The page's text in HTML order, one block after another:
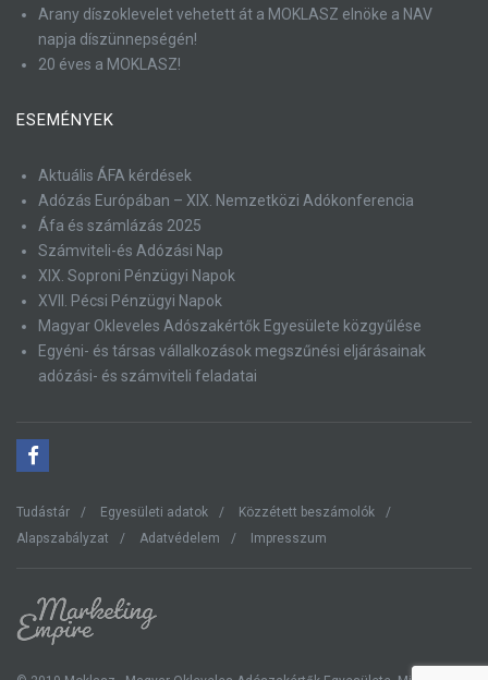
Arany díszoklevelet vehetett át a MOKLASZ elnöke a NAV
napja díszünnepségén!
20 éves a MOKLASZ!
ESEMÉNYEK
Aktuális ÁFA kérdések
Adózás Európában – XIX. Nemzetközi Adókonferencia
Áfa és számlázás 2025
Számviteli-és Adózási Nap
XIX. Soproni Pénzügyi Napok
XVII. Pécsi Pénzügyi Napok
Magyar Okleveles Adószakértők Egyesülete közgyűlése
Egyéni- és társas vállalkozások megszűnési eljárásainak
adózási- és számviteli feladatai
Tudástár Egyesületi adatok
Közzétett beszámolók
Alapszabályzat
Adatvédelem Impresszum